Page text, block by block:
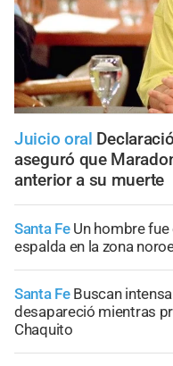
Juicio oral
aseguró que
anterior a su muerte
Santa Fe Un hombre
espalda en la zona
Santa Fe Buscan
desapareció mientras
Chaquito